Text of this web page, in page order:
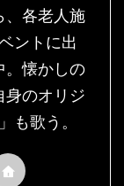
、各老人施
ントに出
。懐かしの
身のオリジ
も歌う。